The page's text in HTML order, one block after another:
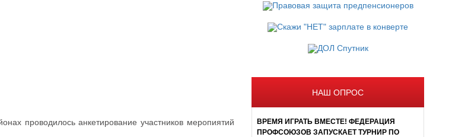
проводилось анкетирование участников меропиятий
НАШ ОПРОС
ВРЕМЯ ИГРАТЬ ВМЕСТЕ! ФЕДЕРАЦИЯ
ПРОФСОЮЗОВ ЗАПУСКАЕТ ТУРНИР ПО